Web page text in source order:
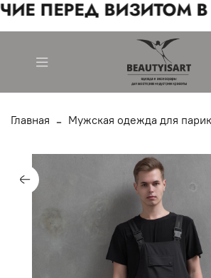
ПЕРЕД ВИЗИТОМ В
Главная Мужская одежда для